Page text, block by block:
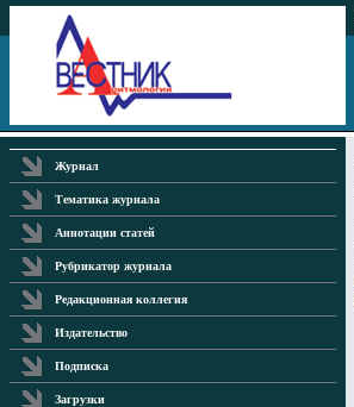
Журнал
Тематика журнала
Аннотации статей
Рубрикатор журнала
Редакционная коллегия
Издательство
Подписка
Загрузки